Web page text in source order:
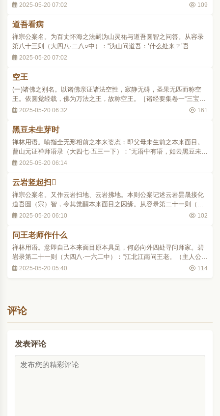
问：‘还识药山老宿否？’师曰：‘不识。’峰曰：‘为什么不识？’师曰：‘不
诠不及、非思量之本体；此..
2025-05-20 07:02 109
道吾看病
禅宗公案名。为百丈怀海之法嗣沩山灵祐与道吾圆智之问答。从容录
第八十三则（大四八·二八○中）：“沩山问道吾：‘什么处来？’吾
云：‘看病来。’山云：‘有几人病？’吾云：‘有病者、不病者。’山云：‘不
道！’山云：‘道得也没交涉。..
2025-05-20 07:02
空王
(一)诸佛之别名。以诸佛亲证诸法空性，寂静无碍，圣果无匹而称空
王。依圆觉经载，佛为万法之王，故称空王。［诸经要集卷一“三宝
部”敬佛篇念十方佛缘］ (二)古佛名。又作空王佛。法华经授学无学人
耨多罗三藐三菩提心。”空王佛乃空..
2025-05-20 06:32 161
黑豆未生芽时
禅林用语。喻指全无形相前之本来姿态；即父母未生前之本来面目。
曹山元证禅师语录（大四七·五三一下）：“无语中有语，如云黑豆未生
芽时，十方诸佛出身处。” p5382
2025-05-20 06:14
云岩竖起扫
禅宗公案名。又作云岩扫地、云岩拂地。本则公案记述云岩昙晟接化
道吾圆（宗）智，令其觉醒本来面目之因缘。从容录第二十一则（大
四八·二四○下）：“云岩扫地次，道吾云：‘太区区生！’岩云：‘须知有
月？’吾便休去。”上引之中..
2025-05-20 06:10 102
问王老师作什么
禅林用语。意即自己本来面目原本具足，何必向外四处寻问师家。碧
岩录第二十一则（大四八·一六二中）：“江北江南问王老。（主人公在
什么处，问王老师作什么？尔自踏破草鞋）”主人公即指自己本来面
2025-05-20 05:40 114
评论
发表评论